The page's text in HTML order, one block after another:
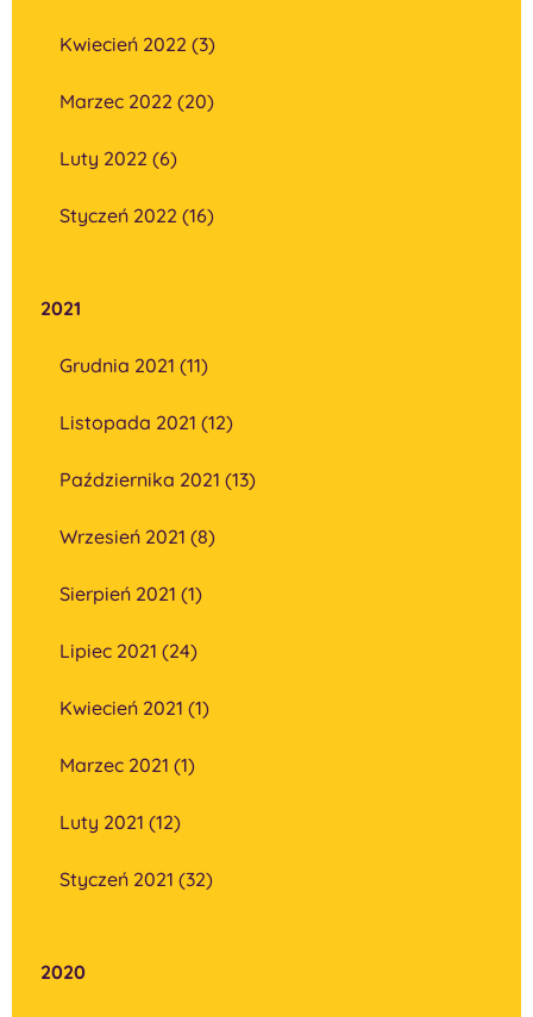
Kwiecień 2022 (3)
Marzec 2022 (20)
Luty 2022 (6)
Styczeń 2022 (16)
2021
Grudnia 2021 (11)
Listopada 2021 (12)
Października 2021 (13)
Wrzesień 2021 (8)
Sierpień 2021 (1)
Lipiec 2021 (24)
Kwiecień 2021 (1)
Marzec 2021 (1)
Luty 2021 (12)
Styczeń 2021 (32)
2020